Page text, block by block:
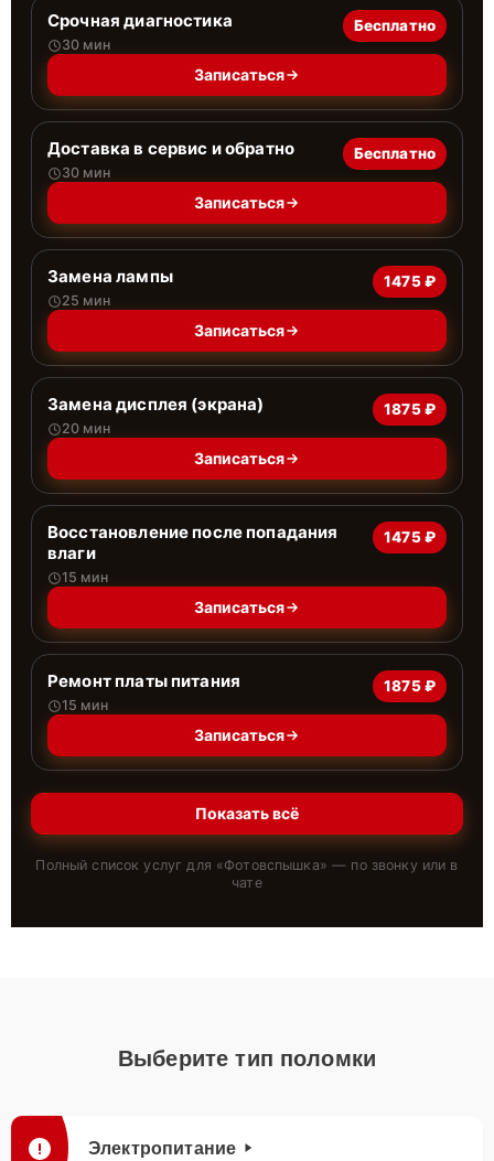
Срочная диагностика
30 мин
Бесплатно
Записаться
Доставка в сервис и обратно
30 мин
Бесплатно
Записаться
Замена лампы
25 мин
1475 ₽
Записаться
Замена дисплея (экрана)
20 мин
1875 ₽
Записаться
Восстановление после попадания
влаги
15 мин
1475 ₽
Записаться
Ремонт платы питания
15 мин
1875 ₽
Записаться
Показать всё
Полный список услуг для «Фотовспышка» — по звонку или в
чате
Выберите тип поломки
Электропитание